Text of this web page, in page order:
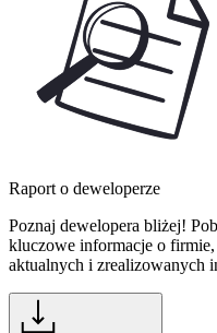
Raport o deweloperze
Poznaj dewelopera bliżej!
kluczowe informacje o
aktualnych i zrealizowanych